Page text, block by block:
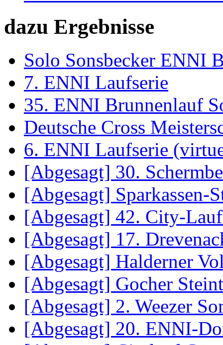
dazu Ergebnisse
Solo Sonsbecker ENNI
7. ENNI Laufserie
35. ENNI Brunnenlauf
Deutsche Cross
6. ENNI Laufserie
[Abgesagt] 30.
[Abgesagt] Sparkassen-
[Abgesagt] 42. City-
[Abgesagt] 17.
[Abgesagt] Halderner
[Abgesagt] Gocher
[Abgesagt] 2. Weezer
[Abgesagt] 20. ENNI-